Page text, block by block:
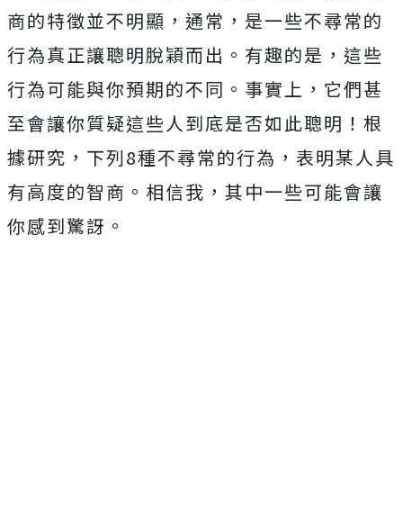
商的特徵並不明顯，通常，是一些不尋常的
行為真正讓聰明脫穎而出。有趣的是，這些
行為可能與你預期的不同。事實上，它們甚
至會讓你質疑這些人到底是否如此聰明！根
據研究，下列8種不尋常的行為，表明某人具
有高度的智商。相信我，其中一些可能會讓
你感到驚訝。